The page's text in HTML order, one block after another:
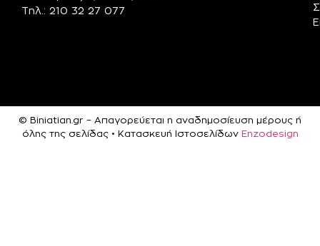
Τηλ.: 210 32 27 077
© Biniatian.gr – Απαγορεύεται η αναδημοσίευση μέρους ή
όλης της σελίδας • Κατασκευή Ιστοσελίδων Enzodesign